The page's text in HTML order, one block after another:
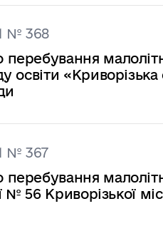
№ 368
освіти
№ 367
№ 56 Криворізької